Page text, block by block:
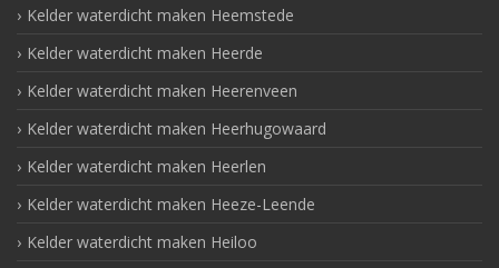
Kelder waterdicht maken Heemstede
Kelder waterdicht maken Heerde
Kelder waterdicht maken Heerenveen
Kelder waterdicht maken Heerhugowaard
Kelder waterdicht maken Heerlen
Kelder waterdicht maken Heeze-Leende
Kelder waterdicht maken Heiloo